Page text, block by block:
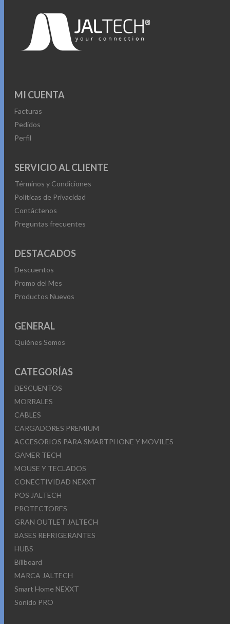
MI CUENTA
Facturas
Pedidos
Perfil
SERVICIO AL CLIENTE
Términos y Condiciones
Políticas de Privacidad
Contáctenos
Preguntas frecuentes
DESTACADOS
Descuentos
Promo del Mes
Productos Nuevos
GENERAL
Quiénes Somos
CATEGORÍAS
DESCUENTOS
MORRALES
CABLES
CARGADORES PREMIUM
ACCESORIOS PARA SMARTPHONE Y MOVILES
GAMER TECH
MOUSE Y TECLADOS
CONECTIVIDAD NEXXT
POS JALTECH
PROTECTORES
GRAN OUTLET JALTECH
BASES REFRIGERANTES
HUBS
Billboard
MARCA JALTECH
Smart Home NEXXT
Sonido PRO